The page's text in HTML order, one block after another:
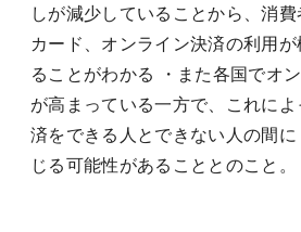
しが減少していることから、消費
カード、オンライン決済の利用
ることがわかる ・また各国でオ
が高まっている一方で、これに
済をできる人とできない人の間
じる可能性があることとのこと。